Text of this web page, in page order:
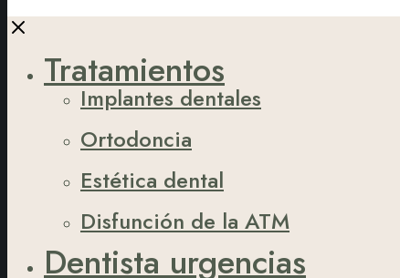
Close
Tratamientos
Implantes dentales
Ortodoncia
Estética dental
Disfunción de la ATM
Dentista urgencias